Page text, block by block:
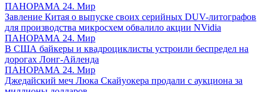
ПАНОРАМА 24. Мир
Завление Китая о выпуске своих серийных DUV-литографов
для производства микросхем обвалило акции NVidia
ПАНОРАМА 24. Мир
В США байкеры и квадроциклисты устроили беспредел на
дорогах Лонг-Айленда
ПАНОРАМА 24. Мир
Джедайский меч Люка Скайуокера продали с аукциона за